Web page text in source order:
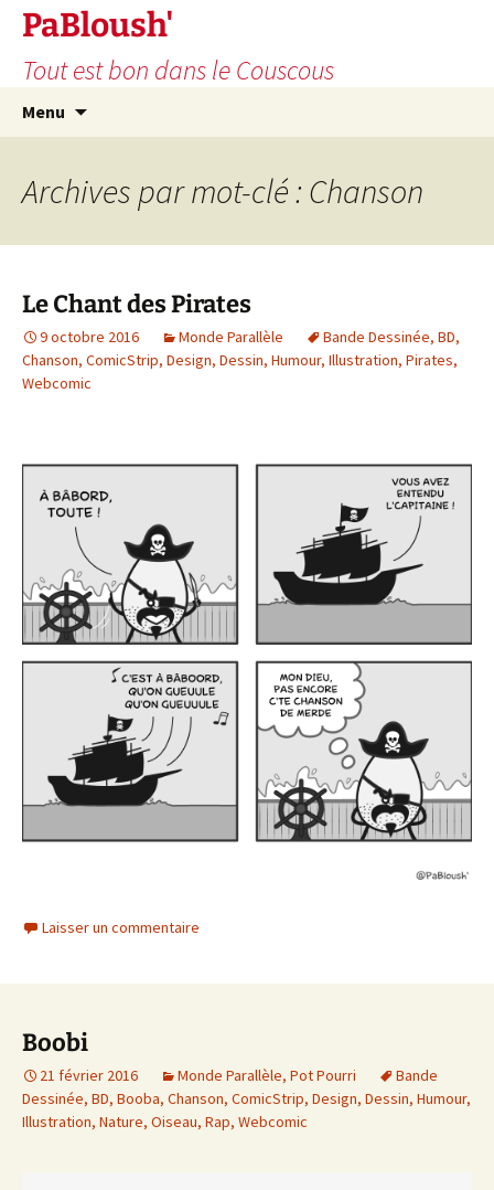
PaBloush'
Tout est bon dans le Couscous
Menu
Archives par mot-clé : Chanson
Le Chant des Pirates
9 octobre 2016 Monde Parallèle Bande Dessinée, BD,
Chanson, ComicStrip, Design, Dessin, Humour, Illustration, Pirates,
Webcomic
Laisser un commentaire
Boobi
21 février 2016 Monde Parallèle, Pot Pourri
Bande
Dessinée, BD, Booba, Chanson, ComicStrip, Design, Dessin, Humour,
Illustration, Nature, Oiseau, Rap, Webcomic